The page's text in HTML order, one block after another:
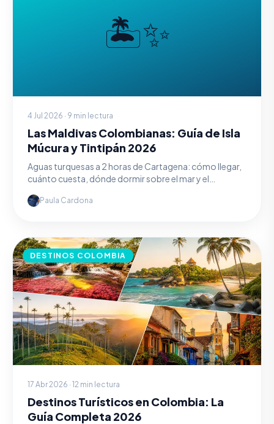
🏝️✨
4 Jul 2026 · 9 min lectura
Las Maldivas Colombianas: Guía de Isla
Múcura y Tintipán 2026
Aguas turquesas a 2 horas de Cartagena: cómo llegar,
cuánto cuesta, dónde dormir sobre el mar y el
Paula Cardona
DESTINOS COLOMBIA
17 Abr 2026 · 12 min lectura
Destinos Turísticos en Colombia: La
Guía Completa 2026